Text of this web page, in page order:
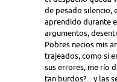
de pesado silencio,
aprendido durante
argumentos,
Pobres necios mis
trajeados, como si
sus errores, me río
tan burdos?... y las